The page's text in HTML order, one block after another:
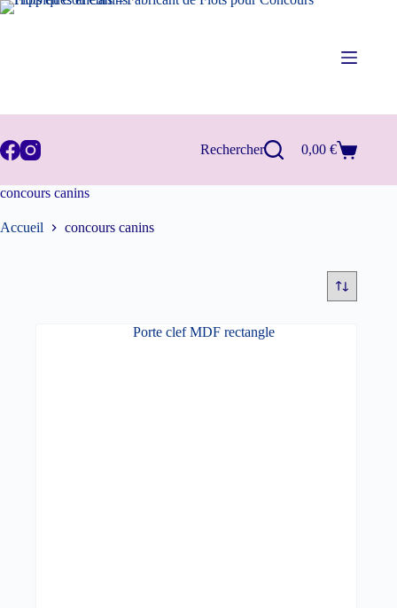
Passer
Rechercher
Panier
0,00€
concours canins
Accueil concours canins